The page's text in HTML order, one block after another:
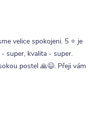
velice spokojeni. 5 ⭐ je
super, kvalita - super.
postel 🙏😉. Přeji vám